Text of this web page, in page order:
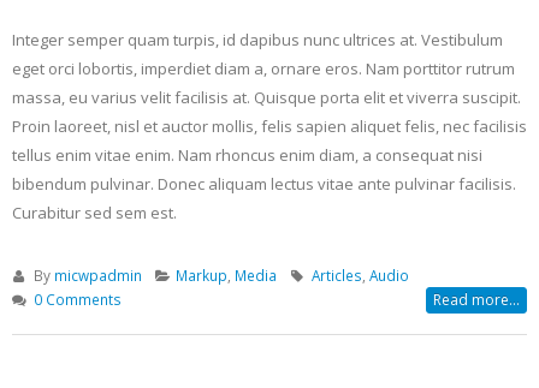
Integer semper quam turpis, id dapibus nunc ultrices at. Vestibulum
eget orci lobortis, imperdiet diam a, ornare eros. Nam porttitor rutrum
massa, eu varius velit facilisis at. Quisque porta elit et viverra suscipit.
Proin laoreet, nisl et auctor mollis, felis sapien aliquet felis, nec facilisis
tellus enim vitae enim. Nam rhoncus enim diam, a consequat nisi
bibendum pulvinar. Donec aliquam lectus vitae ante pulvinar facilisis.
Curabitur sed sem est.
By micwpadmin Markup Media Articles ,Audio
0 Comments
Read more...